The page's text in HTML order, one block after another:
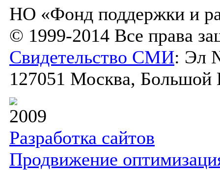
НО «Фонд поддержки и
© 1999-2014 Все права
Свидетельство СМИ: Эл
127051 Москва, Большой
2009
Разработка сайтов
Продвижение